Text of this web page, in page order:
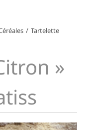
/ Tartelette
»